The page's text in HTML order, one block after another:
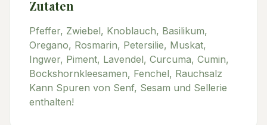
Zutaten
Pfeffer, Zwiebel, Knoblauch, Basilikum,
Oregano, Rosmarin, Petersilie, Muskat,
Ingwer, Piment, Lavendel, Curcuma, Cumin,
Bockshornkleesamen, Fenchel, Rauchsalz
Kann Spuren von Senf, Sesam und Sellerie
enthalten!